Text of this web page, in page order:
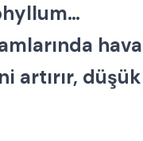
hava
artırır,